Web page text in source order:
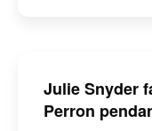
Julie Snyder
Perron